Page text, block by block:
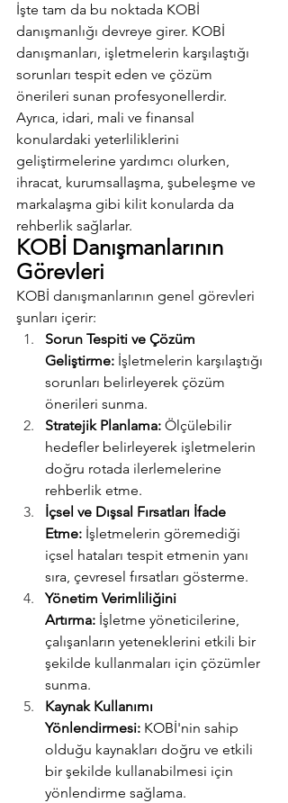
İşte tam da bu noktada KOBİ
danışmanlığı devreye girer. KOBİ
danışmanları, işletmelerin karşılaştığı
sorunları tespit eden ve çözüm
önerileri sunan profesyonellerdir.
Ayrıca, idari, mali ve finansal
konulardaki yeterliliklerini
geliştirmelerine yardımcı olurken,
ihracat, kurumsallaşma, şubeleşme ve
markalaşma gibi kilit konularda da
rehberlik sağlarlar.
KOBİ Danışmanlarının
Görevleri
KOBİ danışmanlarının genel görevleri
şunları içerir:
Sorun Tespiti ve Çözüm
Geliştirme: İşletmelerin karşılaştığı
sorunları belirleyerek çözüm
önerileri sunma.
Stratejik Planlama: Ölçülebilir
hedefler belirleyerek işletmelerin
doğru rotada ilerlemelerine
rehberlik etme.
İçsel ve Dışsal Fırsatları İfade
Etme: İşletmelerin göremediği
içsel hataları tespit etmenin yanı
sıra, çevresel fırsatları gösterme.
Yönetim Verimliliğini
Artırma: İşletme yöneticilerine,
çalışanların yeteneklerini etkili bir
şekilde kullanmaları için çözümler
sunma.
Kaynak Kullanımı
Yönlendirmesi: KOBİ'nin sahip
olduğu kaynakları doğru ve etkili
bir şekilde kullanabilmesi için
yönlendirme sağlama.